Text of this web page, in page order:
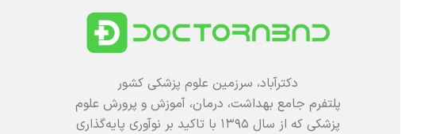
دکترآباد، سرزمین علوم پزشکی کشور
پلتفرم جامع بهداشت، درمان، آموزش و پرورش علوم
پزشکی که از سال ۱۳۹۵ با تاکید بر نوآوری پایه‌گذاری